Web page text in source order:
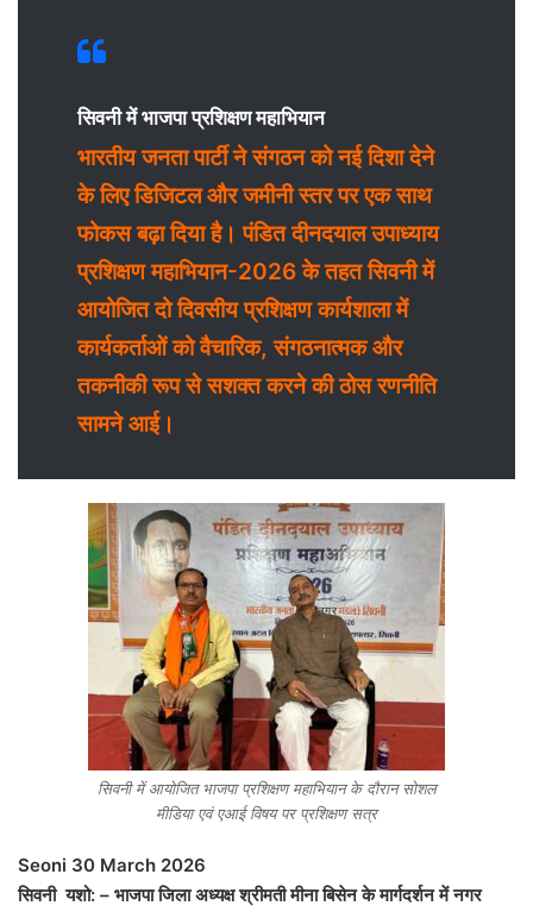
सिवनी में भाजपा प्रशिक्षण महाभियान
भारतीय जनता पार्टी ने संगठन को नई दिशा देने
के लिए डिजिटल और जमीनी स्तर पर एक साथ
फोकस बढ़ा दिया है। पंडित दीनदयाल उपाध्याय
प्रशिक्षण महाभियान-2026 के तहत सिवनी में
आयोजित दो दिवसीय प्रशिक्षण कार्यशाला में
कार्यकर्ताओं को वैचारिक, संगठनात्मक और
तकनीकी रूप से सशक्त करने की ठोस रणनीति
सामने आई।
सिवनी में आयोजित भाजपा प्रशिक्षण महाभियान के दौरान सोशल
मीडिया एवं एआई विषय पर प्रशिक्षण सत्र
Seoni 30 March 2026
सिवनी यशो: – भाजपा जिला अध्यक्ष श्रीमती मीना बिसेन के मार्गदर्शन में नगर